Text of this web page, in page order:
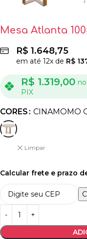
Mesa Atlanta
R$ 1.648,75
em até 12x de R$
R$ 1.319,00 no
PIX
CORES CINAMOMO
Limpar
Calcular frete e prazo